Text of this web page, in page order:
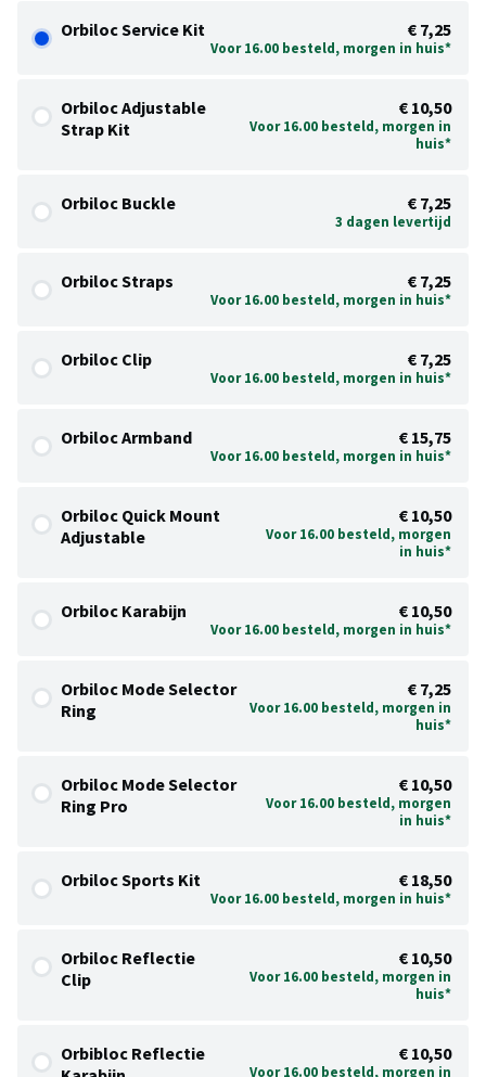
Orbiloc Service Kit € 7,25
Voor 16.00 besteld, morgen in huis*
Orbiloc Adjustable
Strap Kit
€ 10,50
Voor 16.00 besteld, morgen in
huis*
Orbiloc Buckle € 7,25
3 dagen levertijd
Orbiloc Straps € 7,25
Voor 16.00 besteld, morgen in huis*
Orbiloc Clip € 7,25
Voor 16.00 besteld, morgen in huis*
Orbiloc Armband € 15,75
Voor 16.00 besteld, morgen in huis*
Orbiloc Quick Mount
Adjustable
€ 10,50
Voor 16.00 besteld, morgen
in huis*
Orbiloc Karabijn € 10,50
Voor 16.00 besteld, morgen in huis*
Orbiloc Mode Selector
Ring
€ 7,25
Voor 16.00 besteld, morgen in
huis*
Orbiloc Mode Selector
Ring Pro
€ 10,50
Voor 16.00 besteld, morgen
in huis*
Orbiloc Sports Kit € 18,50
Voor 16.00 besteld, morgen in huis*
Orbiloc Reflectie
Clip
€ 10,50
Voor 16.00 besteld, morgen in
huis*
Orbibloc Reflectie
€ 10,50
Voor 16.00 besteld, morgen in